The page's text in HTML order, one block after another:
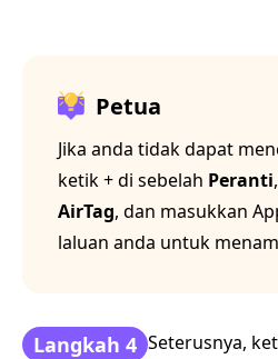
Petua
Jika anda tidak dapat
ketik + di sebelah Peranti
AirTag, dan masukkan
laluan anda untuk
Langkah 4 Seterusnya,